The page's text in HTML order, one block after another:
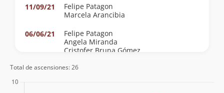
11/09/21
Felipe Patagon
Marcela Arancibia
06/06/21
Felipe Patagon
Angela Miranda
Cristofer Bruna Gómez
10/09/16
Total de ascensiones: 26